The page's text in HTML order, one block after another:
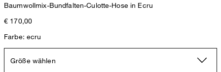
Baumwollmix-Bundfalten-Culotte-Hose in Ecru
€ 170,00
Farbe: ecru
Größe wählen